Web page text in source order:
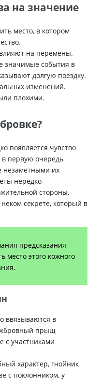
на значение
место, в котором
на перемены.
значимые события в
долгую поездку.
изменений.
плохими.
появляется чувство
в первую очередь
незаметными их
нередко
стороны.
секрете, который в
предсказания
место этого кожного
ввязываются в
прыщ
с участниками
характер, гнойник
с поклонником, у